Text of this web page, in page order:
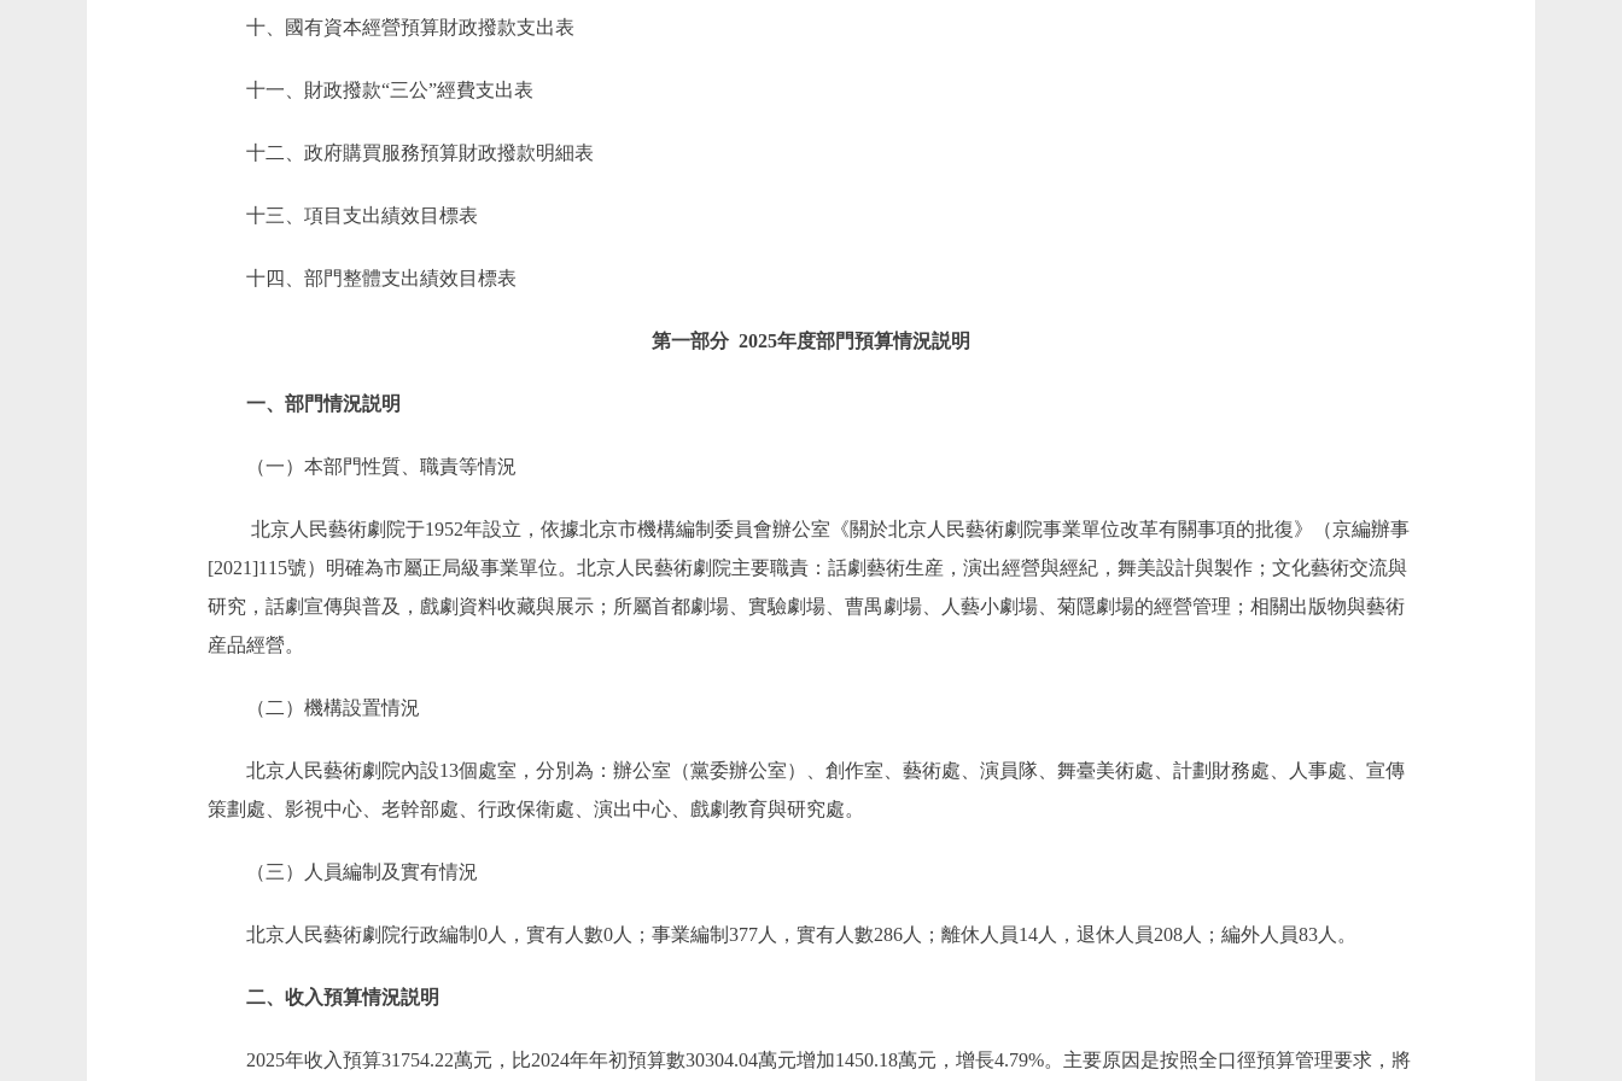
十、國有資本經營預算財政撥款支出表
十一、財政撥款“三公”經費支出表
十二、政府購買服務預算財政撥款明細表
十三、項目支出績效目標表
十四、部門整體支出績效目標表
第一部分 2025年度部門預算情況説明
一、部門情況説明
（一）本部門性質、職責等情況
北京人民藝術劇院于1952年設立，依據北京市機構編制委員會辦公室《關於北京人民藝術劇院事業單位改革有關事項的批復》（京編辦事
[2021]115號）明確為市屬正局級事業單位。北京人民藝術劇院主要職責：話劇藝術生産，演出經營與經紀，舞美設計與製作；文化藝術交流與
研究，話劇宣傳與普及，戲劇資料收藏與展示；所屬首都劇場、實驗劇場、曹禺劇場、人藝小劇場、菊隱劇場的經營管理；相關出版物與藝術
産品經營。
（二）機構設置情況
北京人民藝術劇院內設13個處室，分別為：辦公室（黨委辦公室）、創作室、藝術處、演員隊、舞臺美術處、計劃財務處、人事處、宣傳
策劃處、影視中心、老幹部處、行政保衛處、演出中心、戲劇教育與研究處。
（三）人員編制及實有情況
北京人民藝術劇院行政編制0人，實有人數0人；事業編制377人，實有人數286人；離休人員14人，退休人員208人；編外人員83人。
二、收入預算情況説明
2025年收入預算31754.22萬元，比2024年年初預算數30304.04萬元增加1450.18萬元，增長4.79%。主要原因是按照全口徑預算管理要求，將